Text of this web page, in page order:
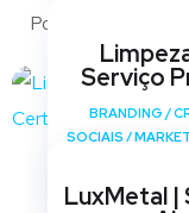
Portfólio
Serviço
BRANDING /
SOCIAIS /
LuxMetal |